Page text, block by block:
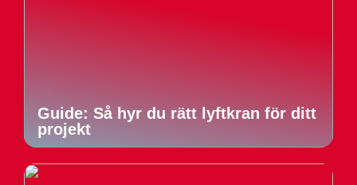
Guide: Så hyr du rätt lyftkran för ditt
projekt